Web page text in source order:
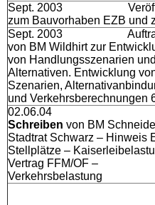
Sept. 2003
zum Bauvorhaben EZB und
Sept. 2003
von BM Wildhirt zur
von Handlungsszenarien und
Alternativen. Entwicklung
Szenarien,
und Verkehrsberechnungen
02.06.04
Schreiben von BM
Stadtrat Schwarz – Hinweis
Stellplätze –
Vertrag FFM/OF –
Verkehrsbelastung